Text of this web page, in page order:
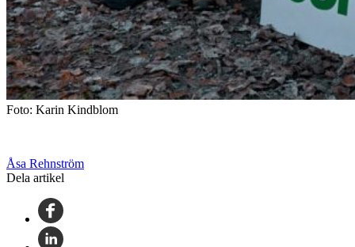
Foto: Karin Kindblom
Åsa Rehnström
Dela artikel